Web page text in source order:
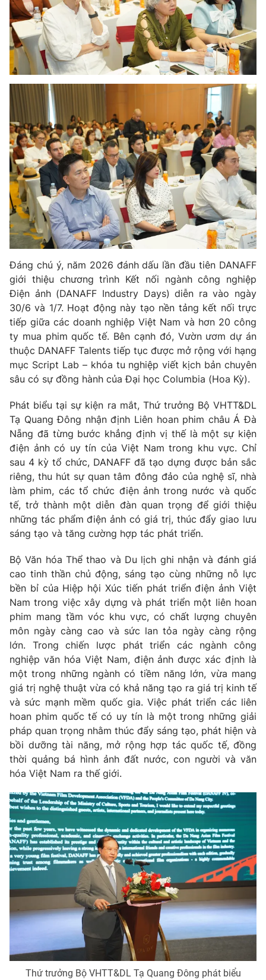
Đáng chú ý, năm 2026 đánh dấu lần đầu tiên DANAFF
giới thiệu chương trình Kết nối ngành công nghiệp
Điện ảnh (DANAFF Industry Days) diễn ra vào ngày
30/6 và 1/7. Hoạt động này tạo nền tảng kết nối trực
tiếp giữa các doanh nghiệp Việt Nam và hơn 20 công
ty mua phim quốc tế. Bên cạnh đó, Vườn ươm dự án
thuộc DANAFF Talents tiếp tục được mở rộng với hạng
mục Script Lab – khóa tu nghiệp viết kịch bản chuyên
sâu có sự đồng hành của Đại học Columbia (Hoa Kỳ).
Phát biểu tại sự kiện ra mắt, Thứ trưởng Bộ VHTT&DL
Tạ Quang Đông nhận định Liên hoan phim châu Á Đà
Nẵng đã từng bước khẳng định vị thế là một sự kiện
điện ảnh có uy tín của Việt Nam trong khu vực. Chỉ
sau 4 kỳ tổ chức, DANAFF đã tạo dựng được bản sắc
riêng, thu hút sự quan tâm đông đảo của nghệ sĩ, nhà
làm phim, các tổ chức điện ảnh trong nước và quốc
tế, trở thành một diễn đàn quan trọng để giới thiệu
những tác phẩm điện ảnh có giá trị, thúc đẩy giao lưu
sáng tạo và tăng cường hợp tác phát triển.
Bộ Văn hóa Thể thao và Du lịch ghi nhận và đánh giá
cao tinh thần chủ động, sáng tạo cùng những nỗ lực
bền bỉ của Hiệp hội Xúc tiến phát triển điện ảnh Việt
Nam trong việc xây dựng và phát triển một liên hoan
phim mang tầm vóc khu vực, có chất lượng chuyên
môn ngày càng cao và sức lan tỏa ngày càng rộng
lớn. Trong chiến lược phát triển các ngành công
nghiệp văn hóa Việt Nam, điện ảnh được xác định là
một trong những ngành có tiềm năng lớn, vừa mang
giá trị nghệ thuật vừa có khả năng tạo ra giá trị kinh tế
và sức mạnh mềm quốc gia. Việc phát triển các liên
hoan phim quốc tế có uy tín là một trong những giải
pháp quan trọng nhằm thúc đẩy sáng tạo, phát hiện và
bồi dưỡng tài năng, mở rộng hợp tác quốc tế, đồng
thời quảng bá hình ảnh đất nước, con người và văn
hóa Việt Nam ra thế giới.
Thứ trưởng Bộ VHTT&DL Tạ Quang Đông phát biểu